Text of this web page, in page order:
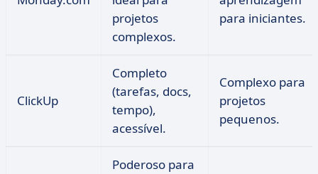
projetos
complexos.
para iniciantes.
ClickUp
Completo
(tarefas, docs,
tempo),
acessível.
Complexo para
projetos
pequenos.
Poderoso para